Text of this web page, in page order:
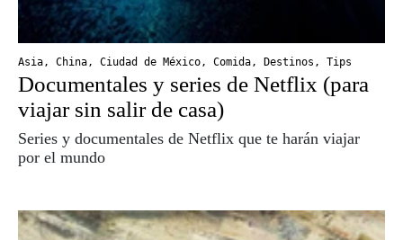
Asia , China , Ciudad de México , Comida , Destinos , Tips
Documentales y series de Netflix (para
viajar sin salir de casa)
Series y documentales de Netflix que te harán viajar
por el mundo